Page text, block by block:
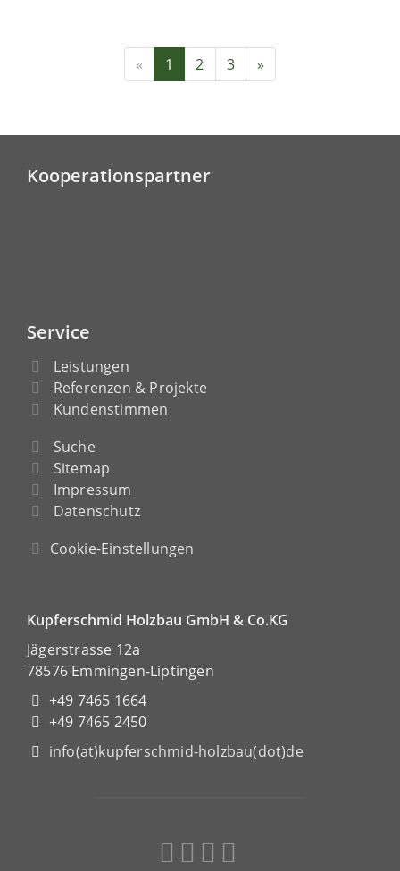
« 1 2 3 »
Kooperationspartner
Service
Leistungen
Referenzen & Projekte
Kundenstimmen
Suche
Sitemap
Impressum
Datenschutz
Cookie-Einstellungen
Kupferschmid Holzbau GmbH & Co.KG
Jägerstrasse 12a
78576 Emmingen-Liptingen
+49 7465 1664
+49 7465 2450
info(at)kupferschmid-holzbau(dot)de